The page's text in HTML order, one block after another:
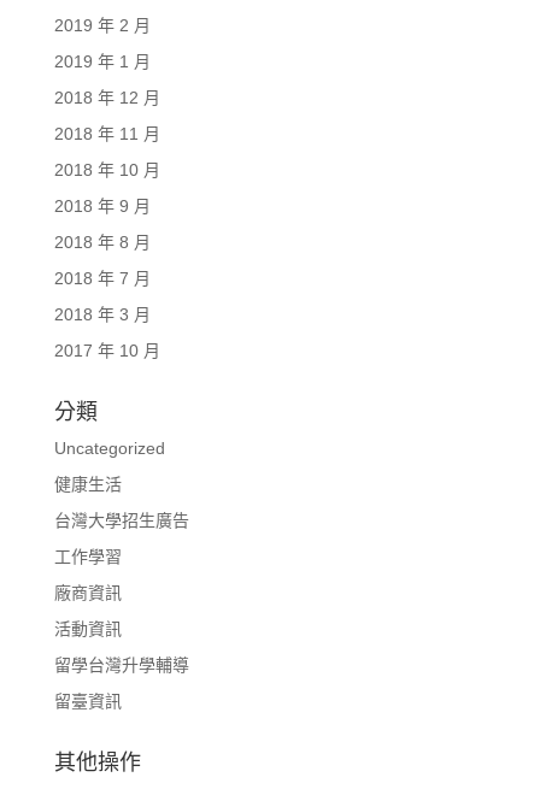
2019 年 2 月
2019 年 1 月
2018 年 12 月
2018 年 11 月
2018 年 10 月
2018 年 9 月
2018 年 8 月
2018 年 7 月
2018 年 3 月
2017 年 10 月
分類
Uncategorized
健康生活
台灣大學招生廣告
工作學習
廠商資訊
活動資訊
留學台灣升學輔導
留臺資訊
其他操作